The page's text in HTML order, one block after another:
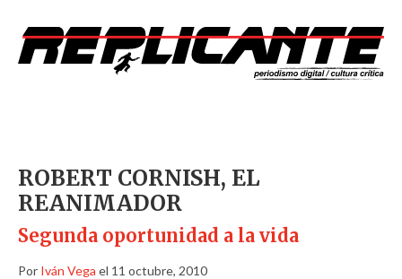
ROBERT CORNISH, EL
REANIMADOR
Segunda oportunidad a la vida
Por Iván Vega el 11 octubre, 2010